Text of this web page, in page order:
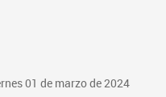
01 de marzo de 2024